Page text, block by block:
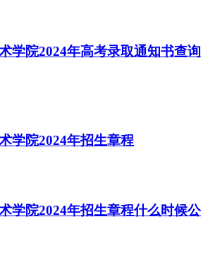
学院2024年高考录取通知书查询
学院2024年招生章程
学院2024年招生章程什么时候公